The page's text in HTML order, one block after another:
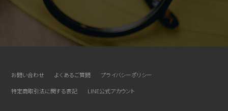
お問い合わせ よくあるご質問
プライバシーポリシー
特定商取引法に関する表記
LINE公式アカウント